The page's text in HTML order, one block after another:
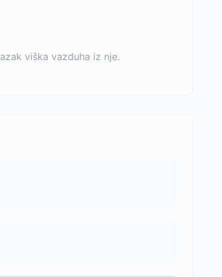
viška vazduha iz nje.